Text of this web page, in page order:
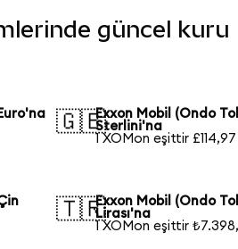
güncel kuru
🇬🇧Exxon Mobil (Ondo
Sterlini'na
1 XOMon eşittir £114,97
🇹🇷Exxon Mobil (Ondo
Lirası'na
1 XOMon eşittir